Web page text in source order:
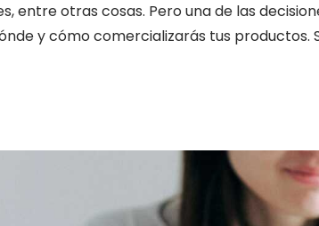
entre otras cosas. Pero una de las
y cómo comercializarás tus productos.